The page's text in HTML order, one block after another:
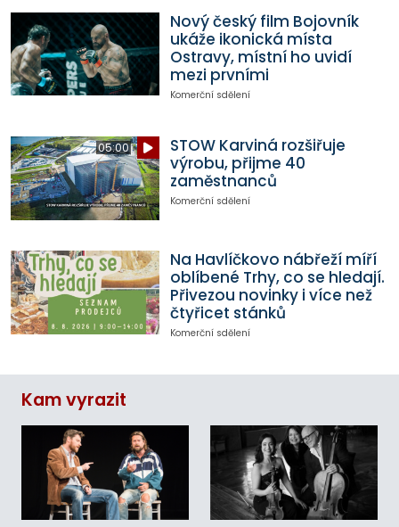
Nový český film Bojovník
ukáže ikonická místa
Ostravy, místní ho uvidí
mezi prvními
Komerční sdělení
05:00
STOW Karviná rozšiřuje
výrobu, přijme 40
zaměstnanců
Komerční sdělení
Na Havlíčkovo nábřeží míří
oblíbené Trhy, co se hledají.
Přivezou novinky i více než
čtyřicet stánků
Komerční sdělení
Kam vyrazit